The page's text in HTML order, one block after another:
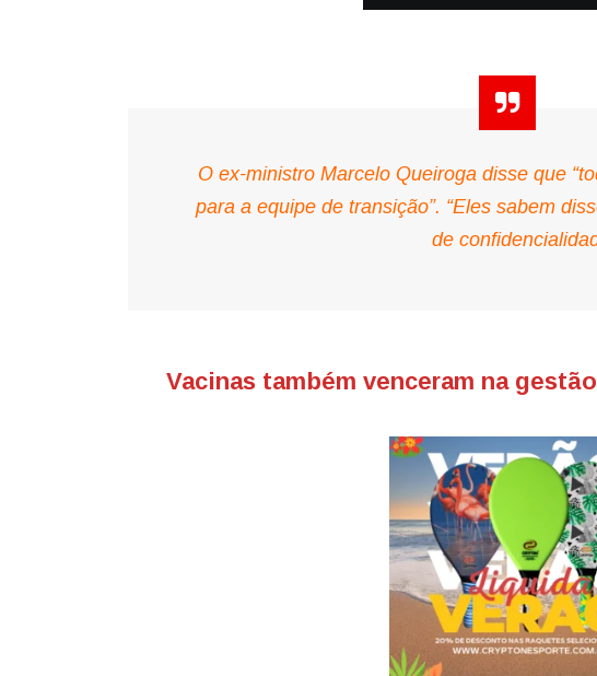
O ex-ministro Marcelo Queiroga disse que
para a equipe de transição”. “Eles sabem
de
Vacinas também venceram na